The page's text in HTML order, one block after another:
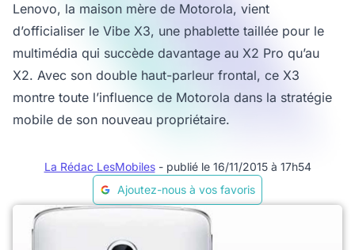
Lenovo, la maison mère de Motorola, vient
d’officialiser le Vibe X3, une phablette taillée pour le
multimédia qui succède davantage au X2 Pro qu’au
X2. Avec son double haut-parleur frontal, ce X3
montre toute l’influence de Motorola dans la stratégie
mobile de son nouveau propriétaire.
La Rédac LesMobiles - publié le 16/11/2015 à 17h54
Ajoutez-nous à vos favoris